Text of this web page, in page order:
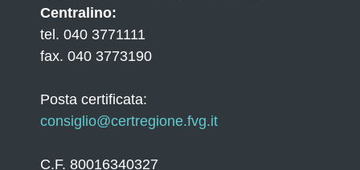
Centralino:
tel. 040 3771111
fax. 040 3773190
Posta certificata:
consiglio@certregione.fvg.it
C.F. 80016340327